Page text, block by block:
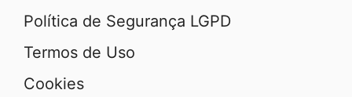
Política de Segurança LGPD
Termos de Uso
Cookies